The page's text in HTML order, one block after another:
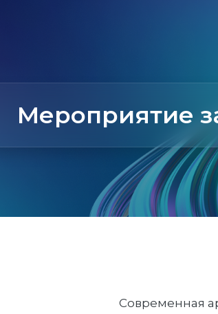
Мероприятие
Современная